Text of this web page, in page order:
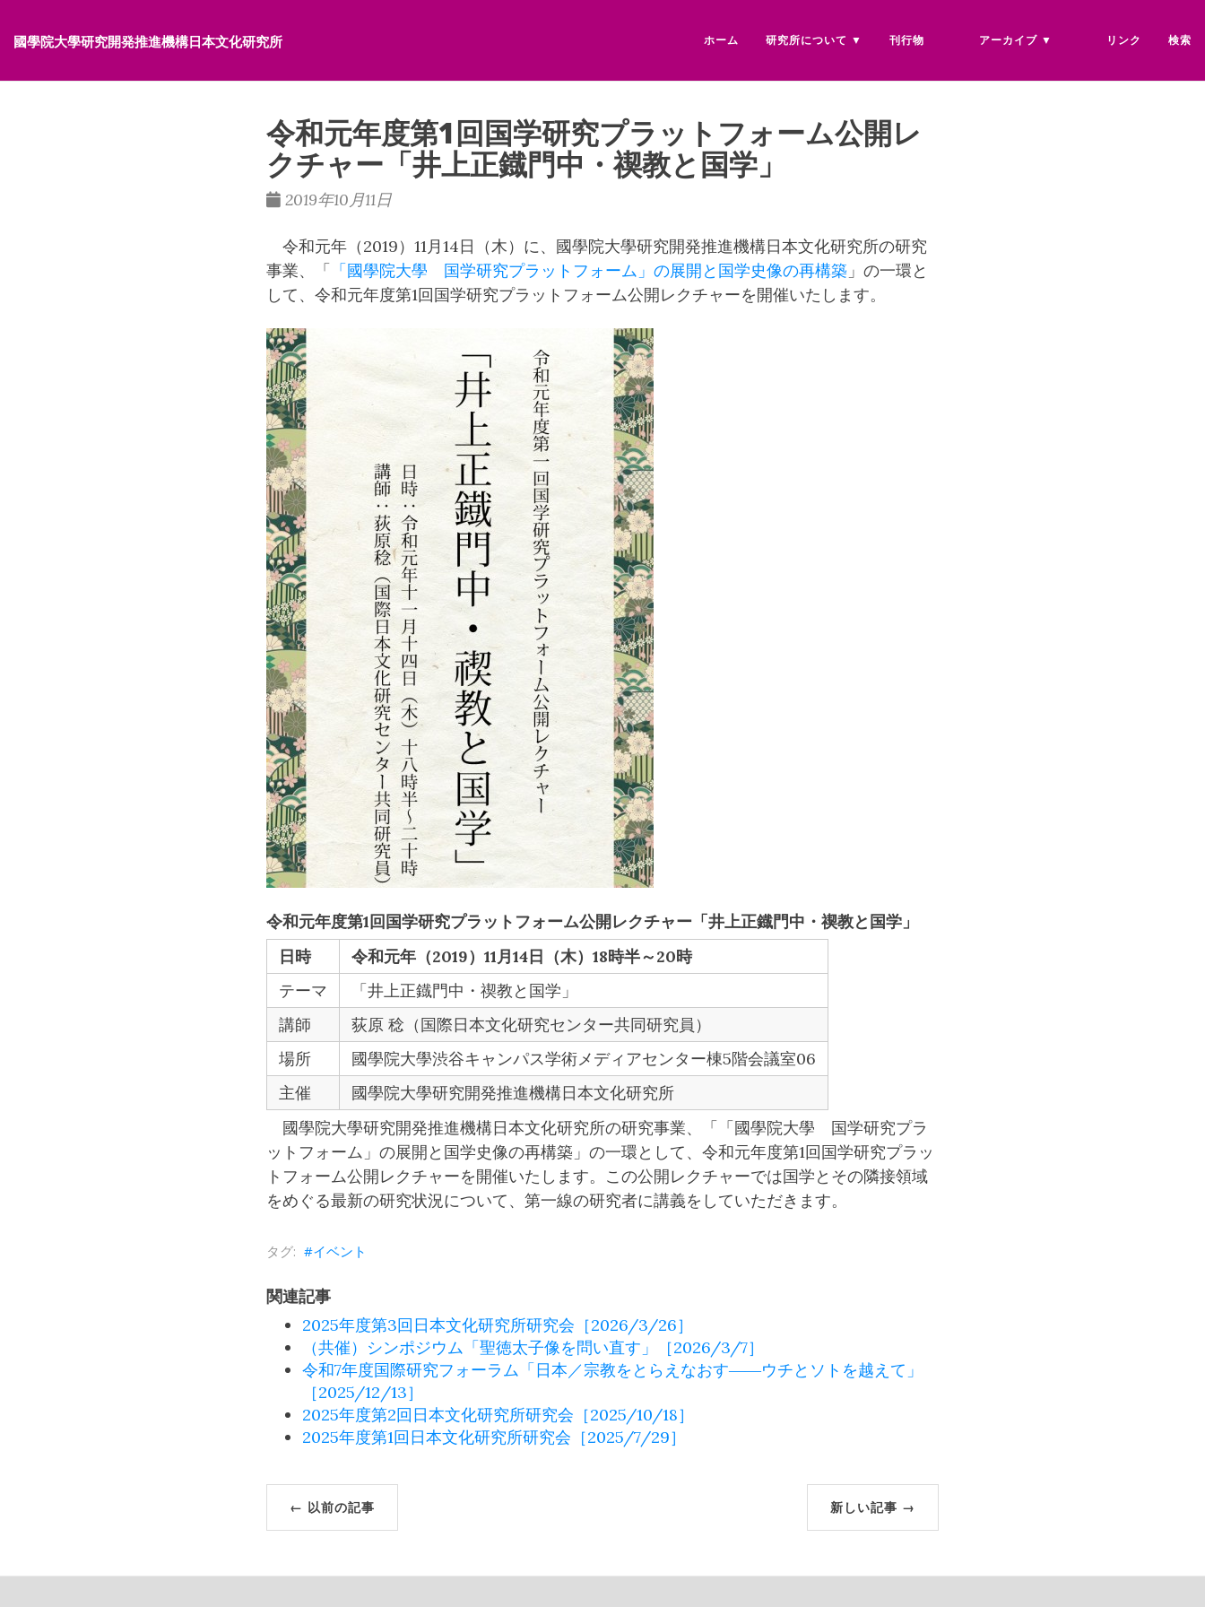
國學院大學研究開発推進機構日本文化研究所 ホーム 研究所について 刊行物 アーカイブ リンク 検索
令和元年度第1回国学研究プラットフォーム公開レ
クチャー「井上正鐡門中・禊教と国学」
2019年10月11日
令和元年（2019）11月14日（木）に、國學院大學研究開発推進機構日本文化研究所の研究
事業、「 「國學院大學 国学研究プラットフォーム」の展開と国学史像の再構築 」の一環と
して、令和元年度第1回国学研究プラットフォーム公開レクチャーを開催いたします。
令和元年度第1回国学研究プラットフォーム公開レクチャー「井上正鐡門中・禊教と国学」
日時
令和元年（2019）11月14日（木）18時半～20時
テーマ
「井上正鐡門中・禊教と国学」
講師
荻原 稔（国際日本文化研究センター共同研究員）
場所
國學院大學渋谷キャンパス学術メディアセンター棟5階会議室06
主催
國學院大學研究開発推進機構日本文化研究所
國學院大學研究開発推進機構日本文化研究所の研究事業、「「國學院大學 国学研究プラ
ットフォーム」の展開と国学史像の再構築」の一環として、令和元年度第1回国学研究プラッ
トフォーム公開レクチャーを開催いたします。この公開レクチャーでは国学とその隣接領域
をめぐる最新の研究状況について、第一線の研究者に講義をしていただきます。
イベント
関連記事
2025年度第3回日本文化研究所研究会［2026/3/26］
（共催）シンポジウム「聖徳太子像を問い直す」［2026/3/7］
令和7年度国際研究フォーラム「日本／宗教をとらえなおす――ウチとソトを越えて」
［2025/12/13］
2025年度第2回日本文化研究所研究会［2025/10/18］
2025年度第1回日本文化研究所研究会［2025/7/29］
← 以前の記事 新しい記事 →